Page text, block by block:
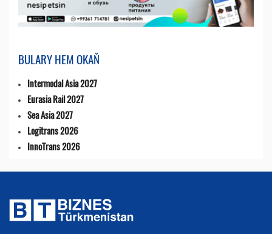
BULARY HEM OKAŇ
Intermodal Asia 2027
Eurasia Rail 2027
Sea Asia 2027
Logitrans 2026
InnoTrans 2026